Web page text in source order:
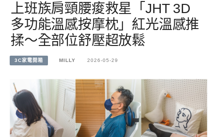
上班族肩頸腰痠救星「JHT 3D
多功能溫感按摩枕」紅光溫感推
揉～全部位舒壓超放鬆
3C家電開箱 MILLY 2026-05-29